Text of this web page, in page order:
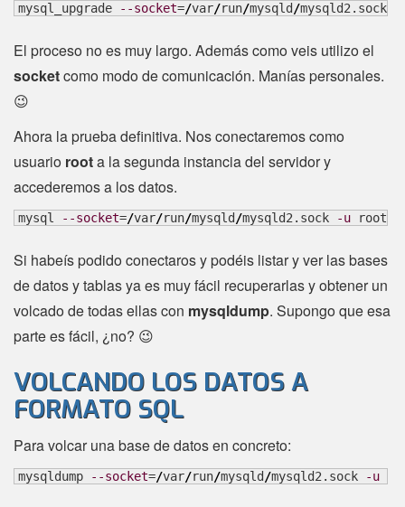
mysql_upgrade --socket=/var/run/mysqld /mysqld2.sock
El proceso no es muy largo. Además como veis utilizo el
socketcomo modo de comunicación. Manías personales.
😉
Ahora la prueba definitiva. Nos conectaremos como
usuario roota la segunda instancia del servidor y
accederemos a los datos.
mysql --socket=/var/run/mysqld /mysqld2.sock -u root
Si habeís podido conectaros y podéis listar y ver las bases
de datos y tablas ya es muy fácil recuperarlas y obtener un
volcado de todas ellas con mysqldump. Supongo que esa
parte es fácil, ¿no? 😉
VOLCANDO LOS DATOS A
FORMATO SQL
Para volcar una base de datos en concreto:
mysqldump --socket=/var/run/mysqld /mysqld2.sock -u